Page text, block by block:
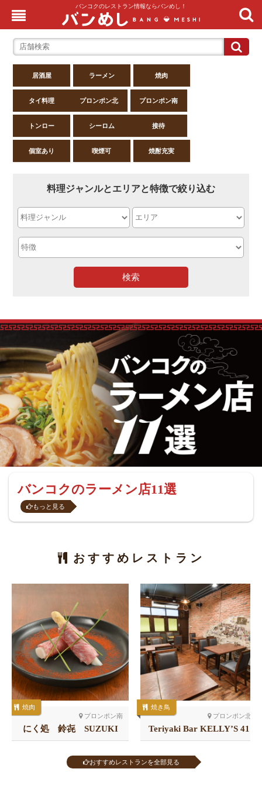
バンコクのレストラン情報ならバンめし！
居酒屋 ラーメン 焼肉
タイ料理 プロンポン北 プロンポン南
トンロー シーロム 接待
個室あり 喫煙可 焼酎充実
料理ジャンルとエリアと特徴で絞り込む
検索
バンコクのラーメン店11選
もっと見る
おすすめレストラン
プロンポン南
焼肉
にく処 鈴㐂 SUZUKI
プロンポン北
焼き鳥
Teriyaki Bar KELLY’S 41
店
おすすめレストランを全部見る